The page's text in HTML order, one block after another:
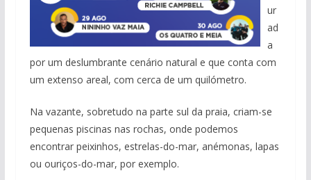
ur
ad
a
por um deslumbrante cenário natural e que conta com
um extenso areal, com cerca de um quilómetro.
Na vazante, sobretudo na parte sul da praia, criam-se
pequenas piscinas nas rochas, onde podemos
encontrar peixinhos, estrelas-do-mar, anémonas, lapas
ou ouriços-do-mar, por exemplo.